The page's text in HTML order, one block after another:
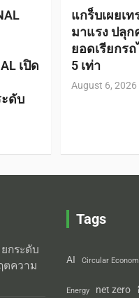
เปิด
ดับ
แกร็บเผยเท
มาแรง ปลุ
ยอดเรียกร
5 เท่า
August 6, 2026
กระดับ
ตความ
Tags
AI Circular
Energy net zero